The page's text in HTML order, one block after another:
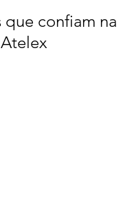
que confiam na
Atelex